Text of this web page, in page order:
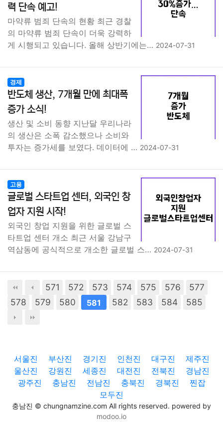
력 단속 예고!
마약류 범죄 단속의 현황 최근 경찰
의 마약류 범죄 단속이 더욱 강력하
게 시행되고 있습니다. 올해 상반기에는… 2024-07-31
경제
반도체 생산, 7개월 만에 최대폭
증가 소식!
생산 및 소비 동향 지난달 우리나라
의 생산은 소폭 감소했으나 소비와
투자는 증가세를 보였다. 데이터에 … 2024-07-31
고용
글로벌 스타트업 센터, 외국인 창
업자 지원 시작!
외국인 창업 지원을 위한 글로벌 스
타트업 센터 개소 최근 서울 강남구
역삼동에 공식적으로 개소한 글로벌 스… 2024-07-31
571 572 573 574 575 576
577
578
579 580 581 582 583 584 585
서울진 부산진 경기진 인천진 대구진
제주진
울산진
강원진 세종진 대전진 전북진
경남진
광주진
충남진 전남진 충북진 경북진
찐잡
모두진
충남진 © chungnamzine.com All rights reserved. powered by
modoo.io